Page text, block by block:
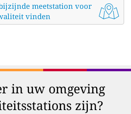
meetstation voor
vinden
in uw omgeving
zijn?